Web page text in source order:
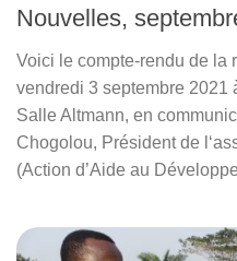
Nouvelles,
Voici le compte-rendu de la
vendredi 3 septembre 2021
Salle Altmann, en
Chogolou, Président de
(Action d’Aide au